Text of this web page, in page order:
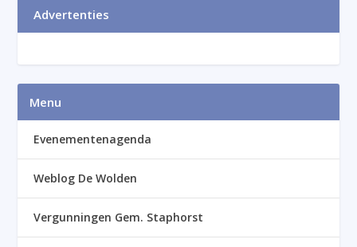
Advertenties
Menu
Evenementenagenda
Weblog De Wolden
Vergunningen Gem. Staphorst